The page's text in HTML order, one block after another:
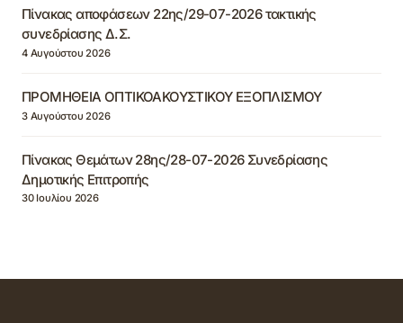
Πίνακας αποφάσεων 22ης/29-07-2026 τακτικής
συνεδρίασης Δ.Σ.
4 Αυγούστου 2026
ΠΡΟΜΗΘΕΙΑ ΟΠΤΙΚΟΑΚΟΥΣΤΙΚΟΥ ΕΞΟΠΛΙΣΜΟΥ
3 Αυγούστου 2026
Πίνακας Θεμάτων 28ης/28-07-2026 Συνεδρίασης
Δημοτικής Επιτροπής
30 Ιουλίου 2026